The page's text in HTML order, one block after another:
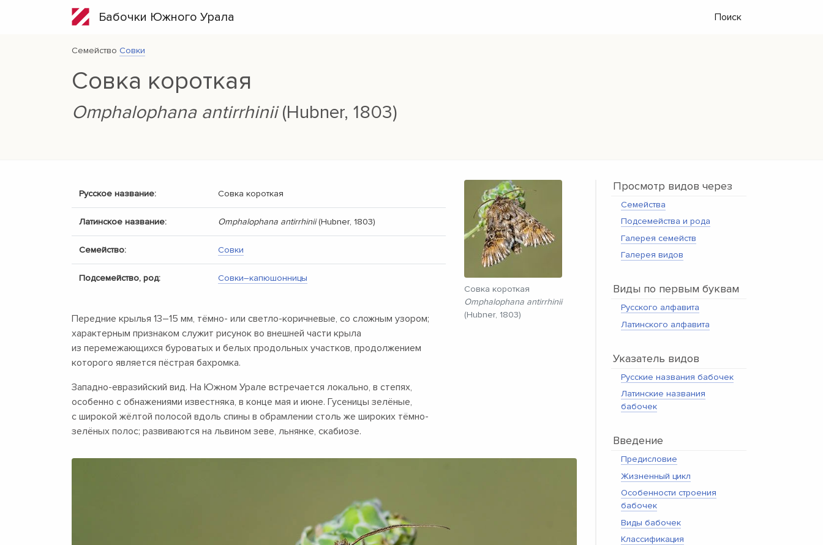
Бабочки Южного Урала Поиск
Семейство Совки
Совка короткая
Omphalophana antirrhinii(Hubner, 1803)
Русское название: Совка короткая
Латинское название: Omphalophana antirrhinii(Hubner, 1803)
Семейство: Совки
Подсемейство, род: Совки–капюшонницы
Передние крылья 13–15 мм, тёмно- или светло-коричневые, со сложным узором;
характерным признаком служит рисунок во внешней части крыла
из перемежающихся буроватых и белых продольных участков, продолжением
которого является пёстрая бахромка.
Западно-евразийский вид. На Южном Урале встречается локально, в степях,
особенно с обнажениями известняка, в конце мая и июне. Гусеницы зелёные,
с широкой жёлтой полосой вдоль спины в обрамлении столь же широких тёмно-
зелёных полос; развиваются на львином зеве, льнянке, скабиозе.
Совка короткая
Omphalophana antirrhinii
(Hubner, 1803)
Просмотр видов через
Семейства
Подсемейства и рода
Галерея семейств
Галерея видов
Виды по первым буквам
Русского алфавита
Латинского алфавита
Указатель видов
Русские названия бабочек
Латинские названия
бабочек
Введение
Предисловие
Жизненный цикл
Особенности строения
бабочек
Виды бабочек
Классификация